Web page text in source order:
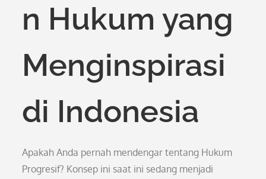
n Hukum yang
Menginspirasi
di Indonesia
Apakah Anda pernah mendengar tentang Hukum
Progresif? Konsep ini saat ini sedang menjadi